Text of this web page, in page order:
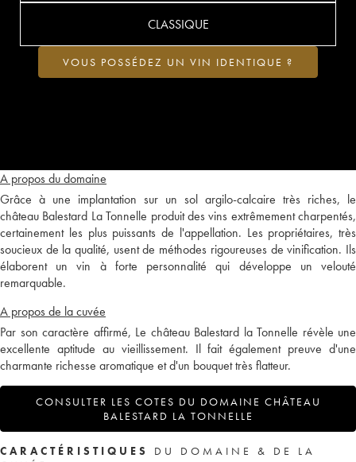
A propos du domaine
Grâce à une implantation sur un sol argilo-calcaire très riches, le
château Balestard La Tonnelle produit des vins extrêmement charpentés,
certainement les plus puissants de l'appellation. Les propriétaires, très
soucieux de la qualité, usent de méthodes rigoureuses de vinification. Ils
élaborent un vin à forte personnalité qui développe un velouté
remarquable.
A propos de la cuvée
Par son caractère affirmé, Le château Balestard la Tonnelle révèle une
excellente aptitude au vieillissement. Il fait également preuve d'une
charmante richesse aromatique et d'un bouquet très flatteur.
CONSULTER LES COTES DU DOMAINE CHÂTEAU
BALESTARD LA TONNELLE
CLASSIQUE
VOUS POSSÉDEZ UN VIN IDENTIQUE ?
CARACTÉRISTIQUES
DU DOMAINE & DE LA